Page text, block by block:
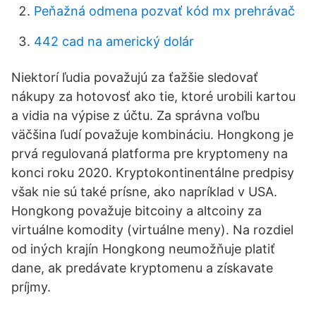
Peňažná odmena pozvať kód mx prehrávač
442 cad na americký dolár
Niektorí ľudia považujú za ťažšie sledovať
nákupy za hotovosť ako tie, ktoré urobili kartou
a vidia na výpise z účtu. Za správna voľbu
väčšina ľudí považuje kombináciu. Hongkong je
prvá regulovaná platforma pre kryptomeny na
konci roku 2020. Kryptokontinentálne predpisy
však nie sú také prísne, ako napríklad v USA.
Hongkong považuje bitcoiny a altcoiny za
virtuálne komodity (virtuálne meny). Na rozdiel
od iných krajín Hongkong neumožňuje platiť
dane, ak predávate kryptomenu a získavate
príjmy.